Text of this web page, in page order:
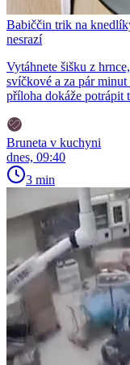
Babiččin trik na
nesrazí
Vytáhnete šišku z
svíčkové a za pár
příloha dokáže
Bruneta v kuchyni
dnes, 09:40
3 min